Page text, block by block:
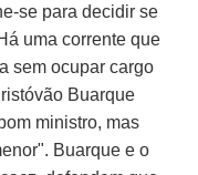
se para decidir se
uma corrente que
sem ocupar cargo
Buarque
ministro, mas
Buarque e o